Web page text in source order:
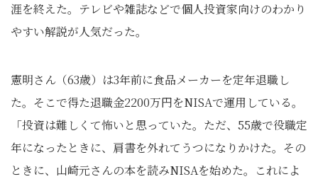
涯を終えた。テレビや雑誌などで個人投資家向けのわかり
やすい解説が人気だった。
憲明さん（63歳）は3年前に食品メーカーを定年退職し
た。そこで得た退職金2200万円をNISAで運用している。
「投資は難しくて怖いと思っていた。ただ、55歳で役職定
年になったときに、肩書を外れてうつになりかけた。その
ときに、山崎元さんの本を読みNISAを始めた。これによ